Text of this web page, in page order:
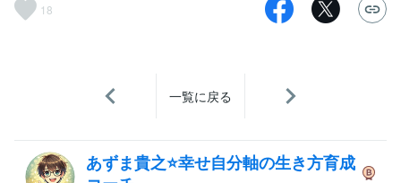
18
一覧に戻る
あずま貴之⭐幸せ自分軸の生き方育成